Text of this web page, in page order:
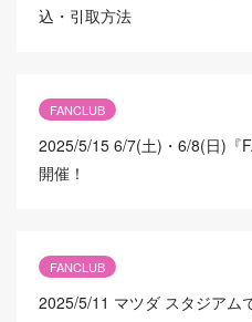
込・引取方法
FANCLUB
2025/5/15 6/7(土)・6/8(日)『
開催！
FANCLUB
2025/5/11 マツダ スタジアム